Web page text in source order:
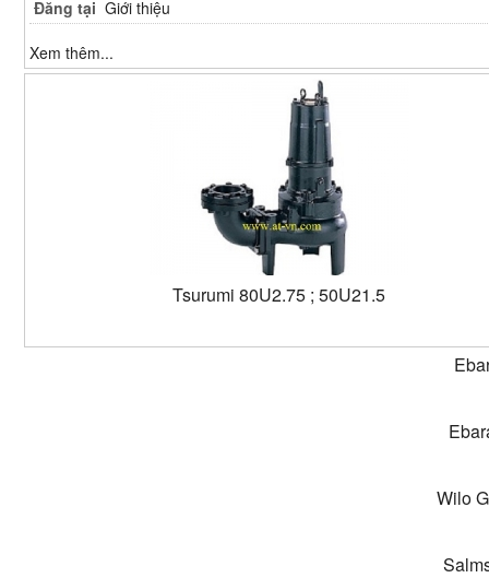
Đăng tại Giới thiệu
Xem thêm...
Tsurumi 80U2.75 ; 50U21.5
Wilo